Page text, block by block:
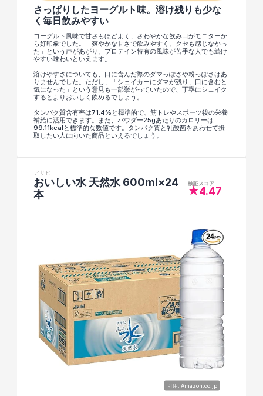
さっぱりしたヨーグルト味。溶け残りも少な
く毎日飲みやすい
ヨーグルト風味で甘さもほどよく、さわやかな飲み口がモニターか
ら好印象でした。「爽やかな甘さで飲みやすく、クセも感じなかっ
た」という声があがり、プロテイン特有の風味が苦手な人でも続け
やすい味わいといえます。
溶けやすさについても、口に含んだ際のダマっぽさや粉っぽさはあ
りませんでした。ただし、「シェイカーにダマが残り、口に含むと
気になった」という意見も一部挙がっていたので、丁寧にシェイク
するとよりおいしく飲めるでしょう。
タンパク質含有率は71.4%と標準的で、筋トレやスポーツ後の栄養
補給に活用できます。また、パウダー25gあたりのカロリーは
99.11kcalと標準的な数値です。タンパク質と乳酸菌をあわせて摂
取したい人に向いた商品といえるでしょう。
アサヒ
おいしい水 天然水 600ml×24
本
検証スコア
★4.47
引用: Amazon.co.jp